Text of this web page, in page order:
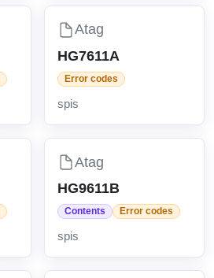
Atag
HG7611A
Error codes
spis
Atag
HG9611B
Contents Error codes
spis